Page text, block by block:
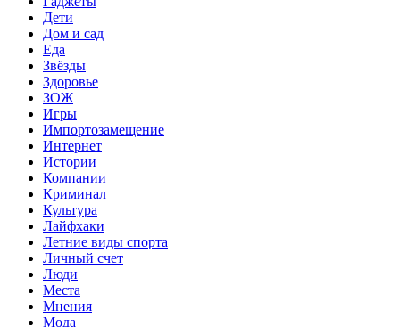
Дети
Дом и сад
Еда
Звёзды
Здоровье
ЗОЖ
Игры
Импортозамещение
Интернет
Истории
Компании
Криминал
Культура
Лайфхаки
Летние виды спорта
Личный счет
Люди
Места
Мнения
Мода